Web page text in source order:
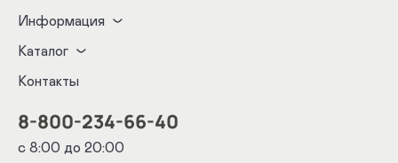
Информация
Каталог
Контакты
8-800-234-66-40
с 8:00 до 20:00